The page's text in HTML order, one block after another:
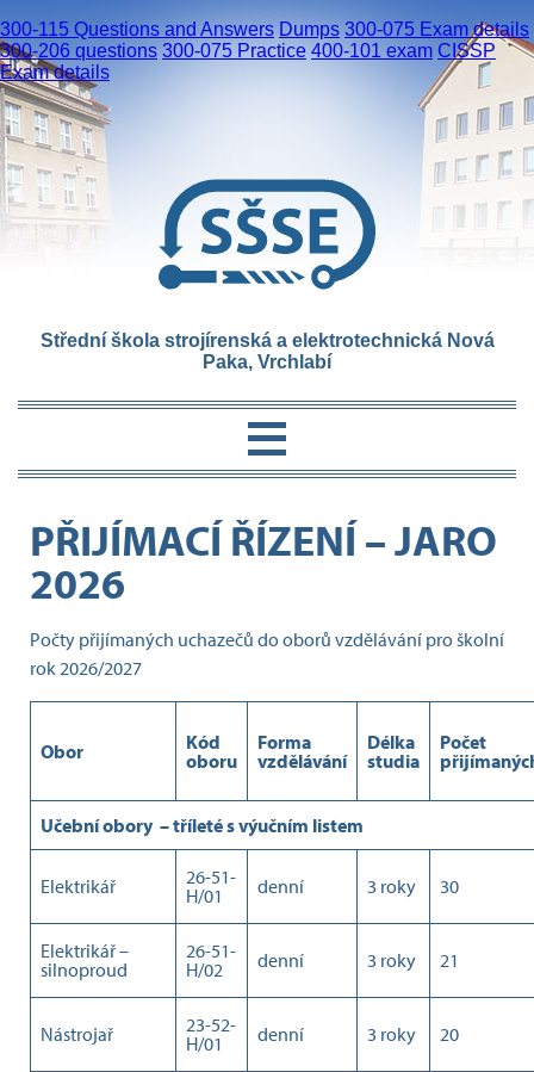
300-115 Questions and Answers Dumps 300-075 Exam details
300-206 questions 300-075 Practice 400-101 exam CISSP
Exam details
Střední škola strojírenská a elektrotechnická Nová
Paka, Vrchlabí
PŘIJÍMACÍ ŘÍZENÍ – JARO
2026
Počty přijímaných uchazečů do oborů vzdělávání pro školní
rok 2026/2027
Obor
Kód
oboru
Forma
vzdělávání
Délka
studia
Počet
Učební obory – tříleté s výučním listem
Elektrikář
26-51-
H/01
denní 3 roky 30
Elektrikář –
silnoproud
26-51-
H/02
denní 3 roky 21
Nástrojař
23-52-
H/01
denní 3 roky 20